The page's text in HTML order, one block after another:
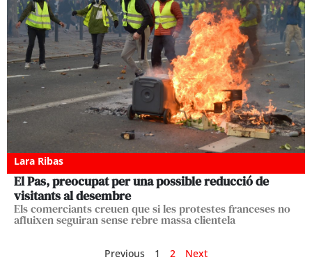
Lara Ribas
El Pas, preocupat per una possible reducció de
visitants al desembre
Els comerciants creuen que si les protestes franceses no
afluixen seguiran sense rebre massa clientela
Previous 1 2 Next